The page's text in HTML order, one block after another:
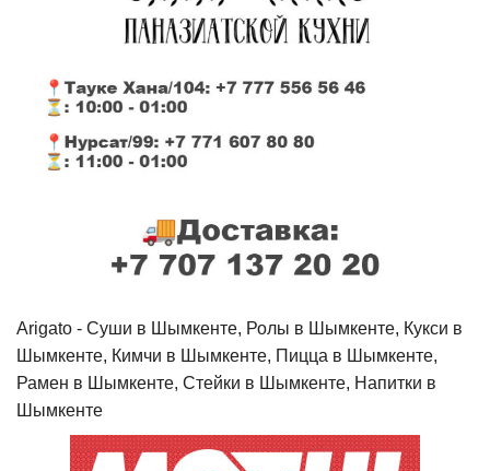
Arigato - Cуши в Шымкенте, Ролы в Шымкенте, Кукси в
Шымкенте, Кимчи в Шымкенте, Пицца в Шымкенте,
Рамен в Шымкенте, Стейки в Шымкенте, Напитки в
Шымкенте